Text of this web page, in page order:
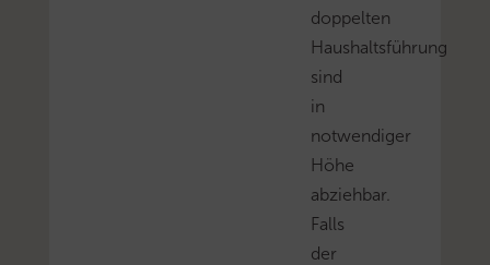
doppelten
Haushaltsführung
sind
in
notwendiger
Höhe
abziehbar.
Falls
der